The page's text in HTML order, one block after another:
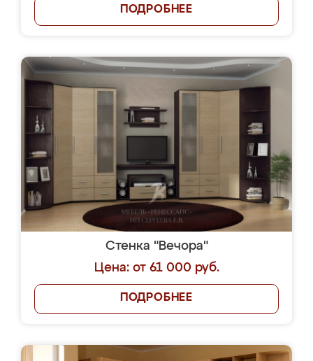
ПОДРОБНЕЕ
Стенка "Вечора"
Цена: от 61 000 руб.
ПОДРОБНЕЕ